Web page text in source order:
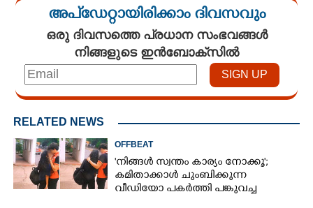
അപ്ഡേറ്റായിരിക്കാം ദിവസവും
ഒരു ദിവസത്തെ പ്രധാന സംഭവങ്ങൾ
നിങ്ങളുടെ ഇൻബോക്സിൽ
RELATED NEWS
OFFBEAT
'നിങ്ങൾ സ്വന്തം കാര്യം നോക്കൂ';
കമിതാക്കാൾ ചുംബിക്കുന്ന
വീഡിയോ പകർത്തി പങ്കുവച്ച